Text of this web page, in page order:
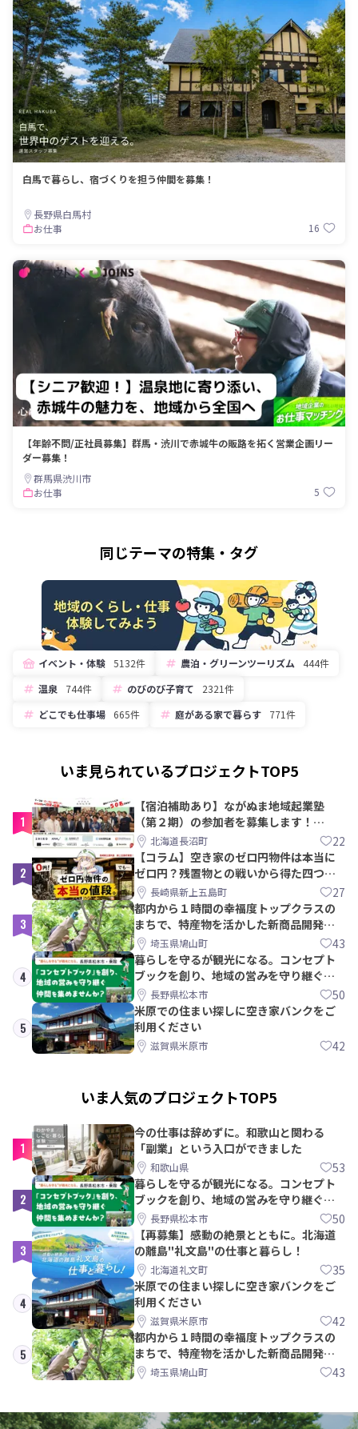
白馬で暮らし、宿づくりを担う仲間を募集！
長野県白馬村
お仕事
16
【年齢不問/正社員募集】群馬・渋川で赤城牛の販路を拓く営業企画リー
ダー募集！
群馬県渋川市
お仕事
5
同じテーマの特集・タグ
イベント・体験 5132件 農泊・グリーンツーリズム
444件
温泉
744件 のびのび子育て
2321件
どこでも仕事場
665件 庭がある家で暮らす 771件
いま見られているプロジェクトTOP5
1
【宿泊補助あり】ながぬま地域起業塾
（第２期）の参加者を募集します！
【8/21〆】
北海道長沼町 22
2
【コラム】空き家のゼロ円物件は本当に
ゼロ円？残置物との戦いから得た四つの
教訓｜新上五島町
長崎県新上五島町 27
3
都内から１時間の幸福度トップクラスの
まちで、特産物を活かした新商品開発＆
PRメンバー募集！
埼玉県鳩山町 43
4
暮らしを守るが観光になる。コンセプト
ブックを創り、地域の営みを守り継ぐ仲
間を集めませんか？
長野県松本市 50
5
米原での住まい探しに空き家バンクをご
利用ください
滋賀県米原市 42
いま人気のプロジェクトTOP5
1
今の仕事は辞めずに。和歌山と関わる
「副業」という入口ができました
和歌山県 53
2
暮らしを守るが観光になる。コンセプト
ブックを創り、地域の営みを守り継ぐ仲
間を集めませんか？
長野県松本市 50
3
【再募集】感動の絶景とともに。北海道
の離島"礼文島"の仕事と暮らし！
北海道礼文町 35
4
米原での住まい探しに空き家バンクをご
利用ください
滋賀県米原市 42
5
都内から１時間の幸福度トップクラスの
まちで、特産物を活かした新商品開発＆
PRメンバー募集！
埼玉県鳩山町 43